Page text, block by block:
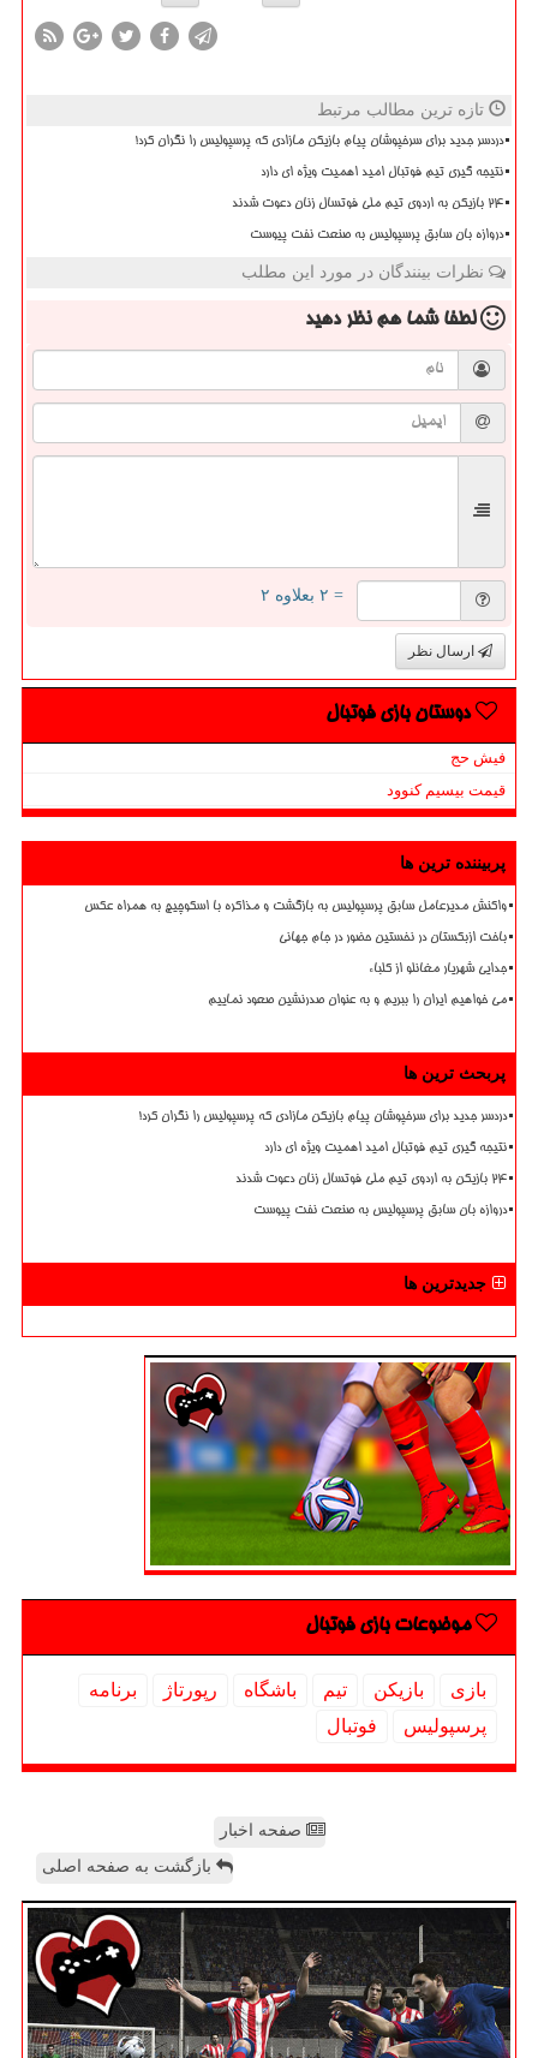
تازه ترین مطالب مرتبط
دردسر جدید برای سرخپوشان پیام بازیکن مازادی که پرسپولیس را نگران کرد!
نتیجه گیری تیم فوتبال امید اهمیت ویژه ای دارد
۲۴ بازیکن به اردوی تیم ملی فوتسال زنان دعوت شدند
دروازه بان سابق پرسپولیس به صنعت نفت پیوست
نظرات بینندگان در مورد این مطلب
لطفا شما همنظر دهید
= ۲ بعلاوه ۲
ارسال نظر
دوستان بازی فوتبال
فیش حج
قیمت بیسیم کنوود
پربیننده ترین ها
واکنش مدیرعامل سابق پرسپولیس به بازگشت و مذاکره با اسکوچیچ به همراه عکس
باخت ازبکستان در نخستین حضور در جام جهانی
جدایی شهریار مغانلو از کلباء
می خواهیم ایران را ببریم و به عنوان صدرنشین صعود نماییم
پربحث ترین ها
دردسر جدید برای سرخپوشان پیام بازیکن مازادی که پرسپولیس را نگران کرد!
نتیجه گیری تیم فوتبال امید اهمیت ویژه ای دارد
۲۴ بازیکن به اردوی تیم ملی فوتسال زنان دعوت شدند
دروازه بان سابق پرسپولیس به صنعت نفت پیوست
جدیدترین ها
موضوعات بازی فوتبال
بازی بازیكن تیم باشگاه رپورتاژ
برنامه
پرسپولیس
فوتبال
صفحه اخبار
بازگشت به صفحه اصلی